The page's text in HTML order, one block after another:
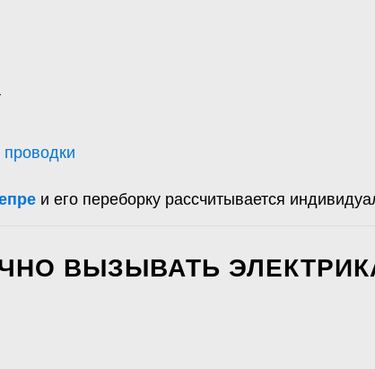
и его переборку рассчитывается
ВЫЗЫВАТЬ